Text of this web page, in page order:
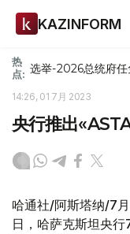
KAZINFORM
热
点: 选举-2026总统府
14:26, 01 7月 2023
央行推出
哈通社/阿斯塔纳/7
日，哈萨克斯坦央